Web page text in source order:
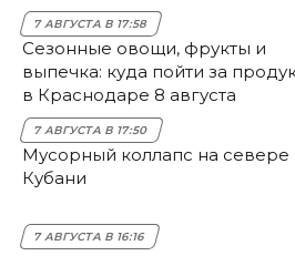
7 АВГУСТА В 17:58
Сезонные овощи, фрукты и
выпечка: куда пойти за
в Краснодаре 8 августа
7 АВГУСТА В 17:50
Мусорный коллапс на севере
Кубани
7 АВГУСТА В 16:16